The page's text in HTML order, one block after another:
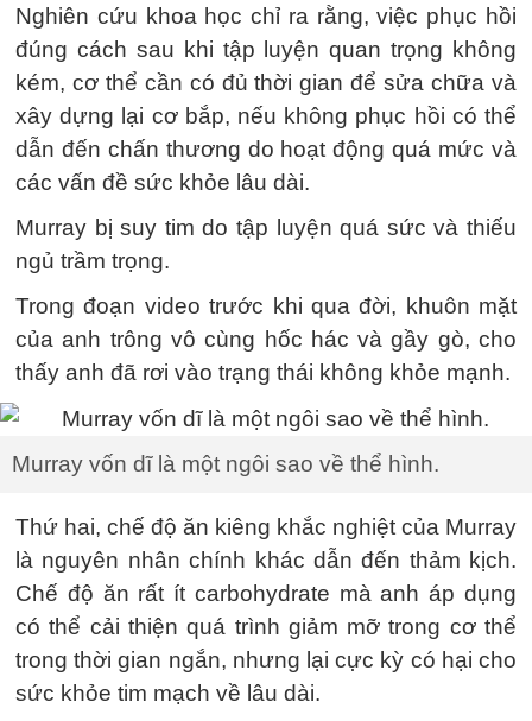
Nghiên cứu khoa học chỉ ra rằng, việc phục hồi
đúng cách sau khi tập luyện quan trọng không
kém, cơ thể cần có đủ thời gian để sửa chữa và
xây dựng lại cơ bắp, nếu không phục hồi có thể
dẫn đến chấn thương do hoạt động quá mức và
các vấn đề sức khỏe lâu dài.
Murray bị suy tim do tập luyện quá sức và thiếu
ngủ trầm trọng.
Trong đoạn video trước khi qua đời, khuôn mặt
của anh trông vô cùng hốc hác và gầy gò, cho
thấy anh đã rơi vào trạng thái không khỏe mạnh.
Murray vốn dĩ là một ngôi sao về thể hình.
Thứ hai, chế độ ăn kiêng khắc nghiệt của Murray
là nguyên nhân chính khác dẫn đến thảm kịch.
Chế độ ăn rất ít carbohydrate mà anh áp dụng
có thể cải thiện quá trình giảm mỡ trong cơ thể
trong thời gian ngắn, nhưng lại cực kỳ có hại cho
sức khỏe tim mạch về lâu dài.